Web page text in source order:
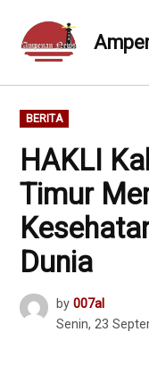
content
POSTED
IN
BERITA
HAKLI
Timur
Dunia
by 007al
Senin, 23